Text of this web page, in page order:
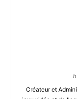
Créateur et